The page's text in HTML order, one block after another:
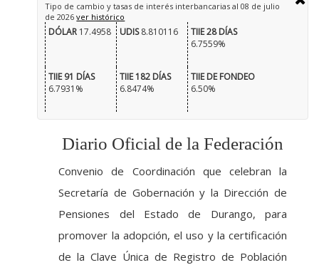
Tipo de cambio y tasas de interés interbancarias al 08 de julio
de 2026ver histórico
DÓLAR17.4958 UDIS8.810116
TIIE 28 DÍAS
6.7559%
TIIE 91 DÍAS
6.7931%
TIIE 182 DÍAS
6.8474%
TIIE DE FONDEO
6.50%
Diario Oficial de la Federación
Convenio de Coordinación que celebran la
Secretaría de Gobernación y la Dirección de
Pensiones del Estado de Durango, para
promover la adopción, el uso y la certificación
de la Clave Única de Registro de Población